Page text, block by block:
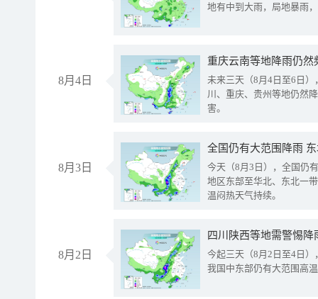
地有中到大雨，局地暴雨
8月4日
重庆云南等地降雨仍然
未来三天（8月4日至6日
川、重庆、贵州等地仍然
害。
8月3日
全国仍有大范围降雨
今天（8月3日），全国仍
地区东部至华北、东北一
温闷热天气持续。
8月2日
今起三天（8月2日至4日
我国中东部仍有大范围高